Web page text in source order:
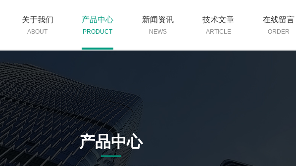
关于我们
ABOUT
产品中心
PRODUCT
新闻资讯
NEWS
技术文章
ARTICLE
在线留言
ORDER
产品中心